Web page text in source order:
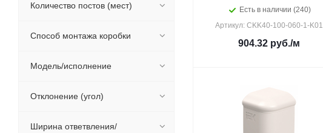
Есть в наличии (240)
Артикул: CKK40-100-060-1-K01
904.32руб./м
Количество постов (мест)
Способ монтажа коробки
Модель/исполнение
Отклонение (угол)
Ширина ответвления/